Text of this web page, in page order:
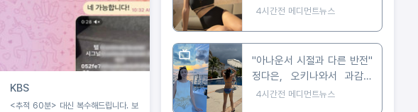
KBS
<추적 60분> 대신 복수해드립니다. 보
비키니 자태
4시간전 메디먼트뉴스
"아나운서 시절과 다른 반전"
정다은, 오키나와서 과감한
비키니 자태 공개
4시간전 메디먼트뉴스